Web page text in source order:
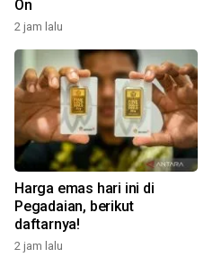
On
2 jam lalu
Harga emas hari ini di
Pegadaian, berikut
daftarnya!
2 jam lalu